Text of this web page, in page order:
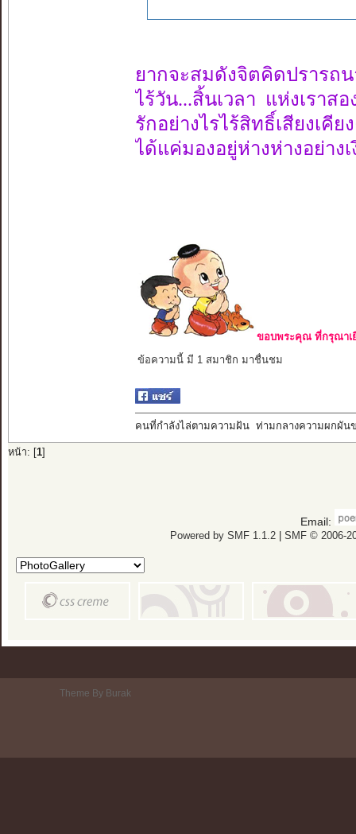
ยากจะสมดังจิตคิดปรารถ
ไร้วัน...สิ้นเวลา แห่งเราสอ
รักอย่างไรไร้สิทธิ์เสียงเคีย
ได้แค่มองอยู่ห่างห่างอย่าง
ขอบพระคุณ ที่กรุณาเ
ข้อความนี้ มี 1 สมาชิก มาชื่นชม
คนที่กำลังไล่ตามความฝัน ท่ามกลางความผกผันข
หน้า: [ 1]
Email:
Powered by SMF 1.1.2| SMF © 2006-
Theme By Burak